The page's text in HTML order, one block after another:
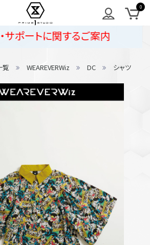
トに関するご案内
覧 WEAREVERWiz DC シャツ